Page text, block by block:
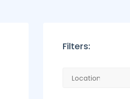
Filters: